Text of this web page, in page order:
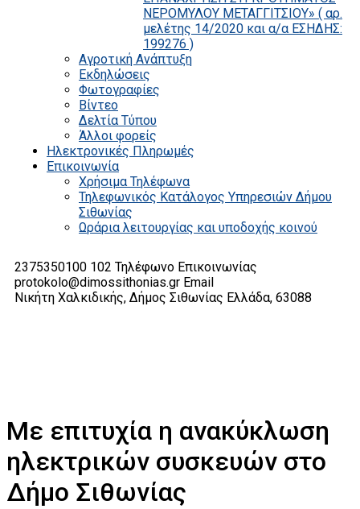
ΝΕΡΟΜΥΛΟΥ ΜΕΤΑΓΓΙΤΣΙΟΥ» ( αρ.
μελέτης 14/2020 και α/α ΕΣΗΔΗΣ:
199276 )
Αγροτική Ανάπτυξη
Εκδηλώσεις
Φωτογραφίες
Βίντεο
Δελτία Τύπου
Άλλοι φορείς
Ηλεκτρονικές Πληρωμές
Επικοινωνία
Χρήσιμα Τηλέφωνα
Τηλεφωνικός Κατάλογος Υπηρεσιών Δήμου
Σιθωνίας
Ωράρια λειτουργίας και υποδοχής κοινού
2375350100 102 Τηλέφωνο Επικοινωνίας
protokolo@dimossithonias.gr Email
Νικήτη Χαλκιδικής, Δήμος Σιθωνίας Ελλάδα, 63088
Με επιτυχία η ανακύκλωση
ηλεκτρικών συσκευών στο
Δήμο Σιθωνίας